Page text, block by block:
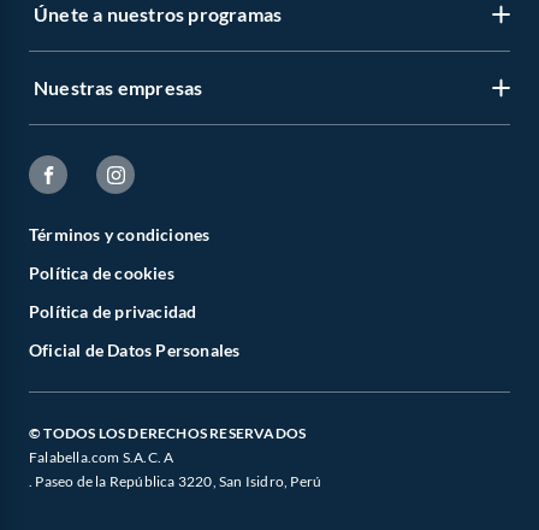
Únete a nuestros programas
Nuestras empresas
Términos y condiciones
Política de cookies
Política de privacidad
Oficial de Datos Personales
© TODOS LOS DERECHOS RESERVADOS
Falabella.com S.A.C. A
. Paseo de la República 3220, San Isidro, Perú